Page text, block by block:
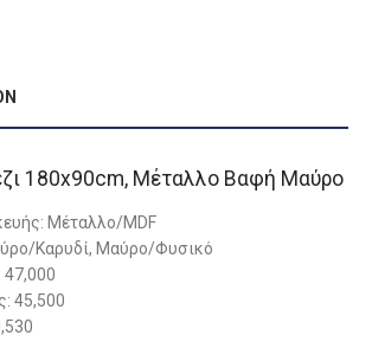
180x90cm, Μέταλλο Βαφή Μαύρο
Μέταλλο/MDF
Καρυδί, Μαύρο/Φυσικό
47,000
45,500